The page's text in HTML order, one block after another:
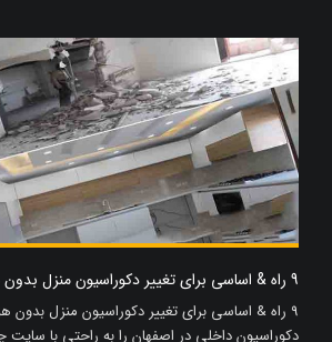
9 راه & اساسی برای تغییر دکوراسیون منزل بدون هزینه که باید بدانید؟
9 راه & اساسی برای تغییر دکوراسیون منزل بدون
دکوراسیون داخلی در اصفهان را به راحتی با سایت